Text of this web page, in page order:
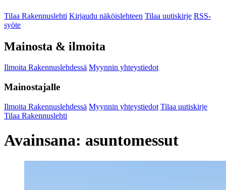
Tilaa Rakennuslehti Kirjaudu näköislehteen Tilaa uutiskirje RSS-
syöte
Mainosta & ilmoita
Ilmoita Rakennuslehdessä Myynnin yhteystiedot
Mainostajalle
Ilmoita Rakennuslehdessä Myynnin yhteystiedot Tilaa uutiskirje
Tilaa Rakennuslehti
Avainsana: asuntomessut